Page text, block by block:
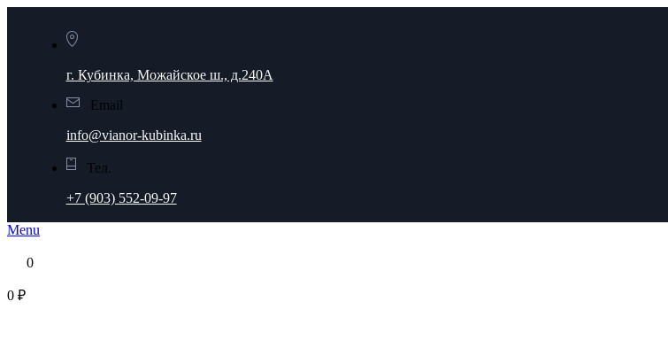
г. Кубинка, Можайское ш., д.240А
Email
info@vianor-kubinka.ru
Тел.
+7 (903) 552-09-97
Menu
0
0 ₽